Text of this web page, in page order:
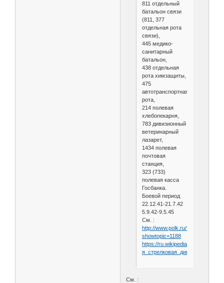
811 отдельный
батальон связи
(811, 377
отдельная рота
связи),
445 медико-
санитарный
батальон,
438 отдельная
рота химзащиты,
475
автотранспортная
рота,
214 полевая
хлебопекарня,
783 дивизионный
ветеринарный
лазарет,
1434 полевая
почтовая
станция,
323 (733)
полевая касса
Госбанка.
Боевой период
22.12.41-21.7.42
5.9.42-9.5.45
См. :
http://www.polk.ru/forum/
showtopic=1188
https://ru.wikipedia.org/wiki/357-
я_стрелковая_дивизия
См. :